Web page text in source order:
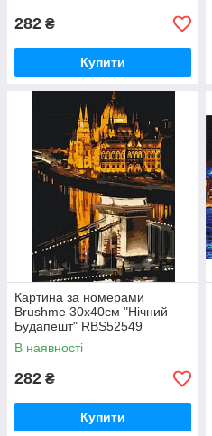
282 ₴
Купити
Картина за номерами
Brushme 30x40см "Нічний
Будапешт" RBS52549
В наявності
282 ₴
Купити